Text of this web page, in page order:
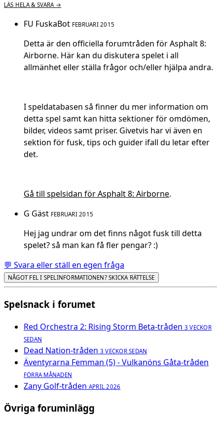
LÄS HELA & SVARA →
FU FuskaBot FEBRUARI 2015
Detta är den officiella forumtråden för Asphalt 8:
Airborne. Här kan du diskutera spelet i all
allmänhet eller ställa frågor och/eller hjälpa andra.
I speldatabasen så finner du mer information om
detta spel samt kan hitta sektioner för omdömen,
bilder, videos samt priser. Givetvis har vi även en
sektion för fusk, tips och guider ifall du letar efter
det.
Gå till spelsidan för Asphalt 8: Airborne.
G Gäst FEBRUARI 2015
Hej jag undrar om det finns något fusk till detta
spelet? så man kan få fler pengar? :)
💬 Svara eller ställ en egen fråga
NÅGOT FEL I SPELINFORMATIONEN? SKICKA RÄTTELSE
Spelsnack i forumet
Red Orchestra 2: Rising Storm Beta-tråden 3 VECKOR
SEDAN
Dead Nation-tråden 3 VECKOR SEDAN
Äventyrarna Femman (5) - Vulkanöns Gåta-tråden
FÖRRA MÅNADEN
Zany Golf-tråden APRIL 2026
Övriga foruminlägg